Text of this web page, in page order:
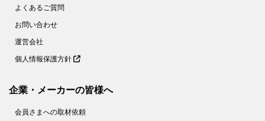
よくあるご質問
お問い合わせ
運営会社
個人情報保護方針
企業・メーカーの皆様へ
会員さまへの取材依頼